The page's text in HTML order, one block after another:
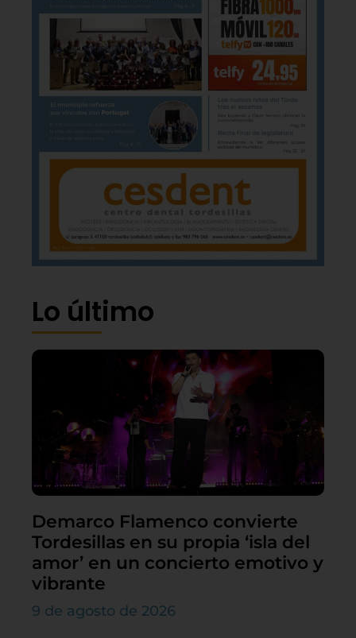
Lo último
Demarco Flamenco convierte
Tordesillas en su propia ‘isla del
amor’ en un concierto emotivo y
vibrante
9 de agosto de 2026